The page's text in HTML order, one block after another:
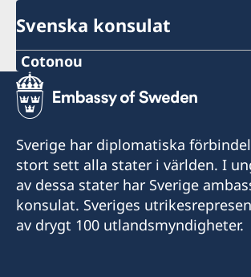
Svenska konsulat
Cotonou
Consulat de Suède
Indigo Village, Tchiakpè Codji,
Ouidah
Bénin
Tel : +229 (01) 65368282
E-post:
Honorärkonsul
Sverige har diplomatiska
stort sett alla stater i världen. I
av dessa stater har Sverige
konsulat. Sveriges
av drygt 100 utlandsmyndigheter.